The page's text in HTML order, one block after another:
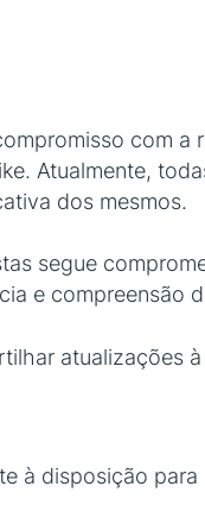
com
Atualmente,
dos mesmos.
segue
e compreensão
atualizações
à disposição